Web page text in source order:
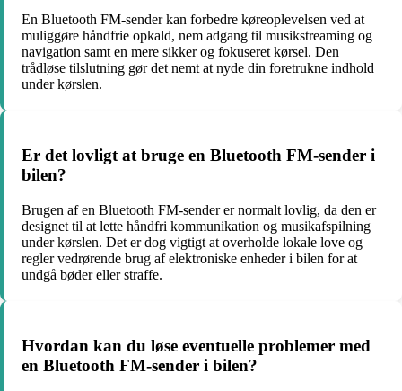
En Bluetooth FM-sender kan forbedre køreoplevelsen ved at
muliggøre håndfrie opkald, nem adgang til musikstreaming og
navigation samt en mere sikker og fokuseret kørsel. Den
trådløse tilslutning gør det nemt at nyde din foretrukne indhold
under kørslen.
Er det lovligt at bruge en Bluetooth FM-sender i
bilen?
Brugen af en Bluetooth FM-sender er normalt lovlig, da den er
designet til at lette håndfri kommunikation og musikafspilning
under kørslen. Det er dog vigtigt at overholde lokale love og
regler vedrørende brug af elektroniske enheder i bilen for at
undgå bøder eller straffe.
Hvordan kan du løse eventuelle problemer med
en Bluetooth FM-sender i bilen?